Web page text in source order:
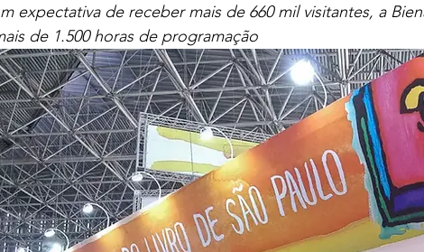
expectativa de receber mais de 660 mil visitantes, a
de 1.500 horas de programação